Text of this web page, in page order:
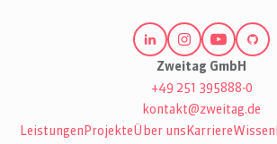
Zweitag GmbH
+49 251 395888-0
kontakt@zweitag.de
Leistungen ProjekteÜber uns KarriereWissen